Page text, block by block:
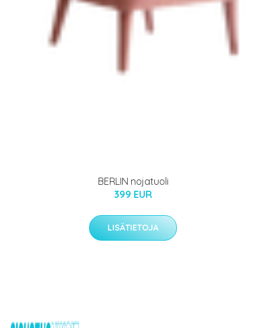
BERLIN nojatuoli
399 EUR
LISÄTIETOJA